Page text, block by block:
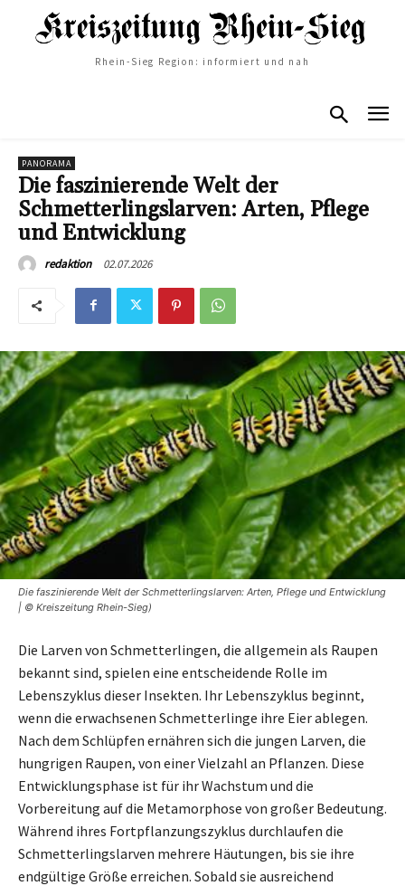
Rhein-Sieg Region: informiert und nah
PANORAMA
Die faszinierende Welt der
Schmetterlingslarven: Arten, Pflege
und Entwicklung
redaktion 02.07.2026
Die faszinierende Welt der Schmetterlingslarven: Arten, Pflege und Entwicklung
| © Kreiszeitung Rhein-Sieg)
Die Larven von Schmetterlingen, die allgemein als Raupen
bekannt sind, spielen eine entscheidende Rolle im
Lebenszyklus dieser Insekten. Ihr Lebenszyklus beginnt,
wenn die erwachsenen Schmetterlinge ihre Eier ablegen.
Nach dem Schlüpfen ernähren sich die jungen Larven, die
hungrigen Raupen, von einer Vielzahl an Pflanzen. Diese
Entwicklungsphase ist für ihr Wachstum und die
Vorbereitung auf die Metamorphose von großer Bedeutung.
Während ihres Fortpflanzungszyklus durchlaufen die
Schmetterlingslarven mehrere Häutungen, bis sie ihre
endgültige Größe erreichen. Sobald sie ausreichend